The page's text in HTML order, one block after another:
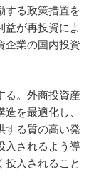
する政策措置を
益が再投資によ
企業の国内投資
る。外商投資産
を最適化し、
する質の高い発
入されるよう導
投入されること